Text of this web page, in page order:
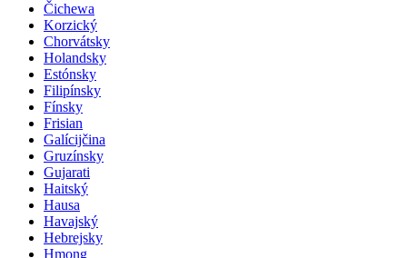
Čichewa
Korzický
Chorvátsky
Holandsky
Estónsky
Filipínsky
Fínsky
Frisian
Galícijčina
Gruzínsky
Gujarati
Haitský
Hausa
Havajský
Hebrejsky
Hmong